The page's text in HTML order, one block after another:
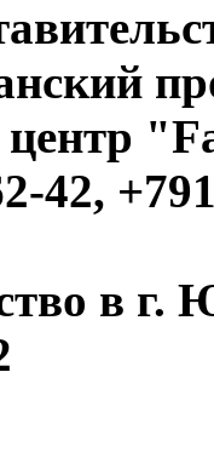
центр
42,
в